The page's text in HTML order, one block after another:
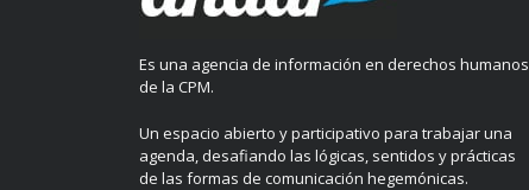
Es una agencia de información en derechos humanos
de la CPM.
Un espacio abierto y participativo para trabajar una
agenda, desafiando las lógicas, sentidos y prácticas
de las formas de comunicación hegemónicas.